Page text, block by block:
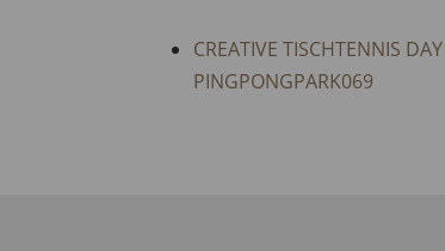
CREATIVE TISCHTENNIS
PINGPONGPARK069